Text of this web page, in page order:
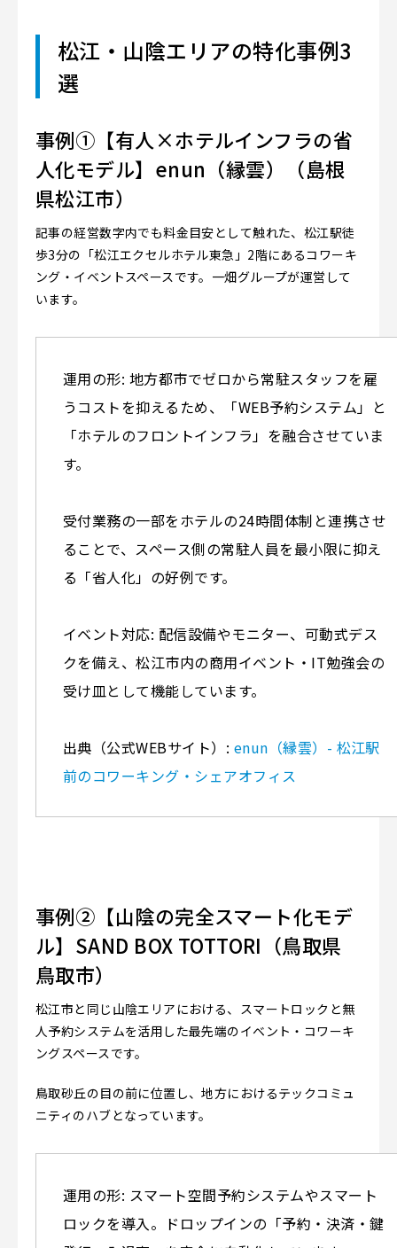
松江・山陰エリアの特化事例3
選
事例①【有人×ホテルインフラの省
人化モデル】enun（縁雲）（島根
県松江市）
記事の経営数字内でも料金目安として触れた、松江駅徒
歩3分の「松江エクセルホテル東急」2階にあるコワーキ
ング・イベントスペースです。一畑グループが運営して
います。
運用の形: 地方都市でゼロから常駐スタッフを雇
うコストを抑えるため、「WEB予約システム」と
「ホテルのフロントインフラ」を融合させていま
す。
受付業務の一部をホテルの24時間体制と連携させ
ることで、スペース側の常駐人員を最小限に抑え
る「省人化」の好例です。
イベント対応: 配信設備やモニター、可動式デス
クを備え、松江市内の商用イベント・IT勉強会の
受け皿として機能しています。
出典（公式WEBサイト）: enun（縁雲）- 松江駅
前のコワーキング・シェアオフィス
事例②【山陰の完全スマート化モデ
ル】SAND BOX TOTTORI（鳥取県
鳥取市）
松江市と同じ山陰エリアにおける、スマートロックと無
人予約システムを活用した最先端のイベント・コワーキ
ングスペースです。
鳥取砂丘の目の前に位置し、地方におけるテックコミュ
ニティのハブとなっています。
運用の形: スマート空間予約システムやスマート
ロックを導入。ドロップインの「予約・決済・鍵